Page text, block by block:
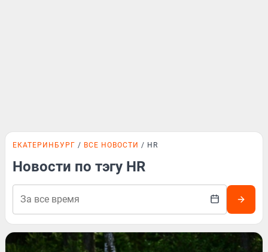
ЕКАТЕРИНБУРГ ВСЕ НОВОСТИ HR
Новости по тэгу HR